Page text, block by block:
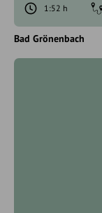
1:52 h
Bad Grönenbach